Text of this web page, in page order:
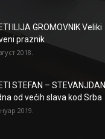
ILIJA GROMOVNIK Veliki
praznik
2018.
STEFAN – STEVANJDAN
od većih slava kod Srba
2019.